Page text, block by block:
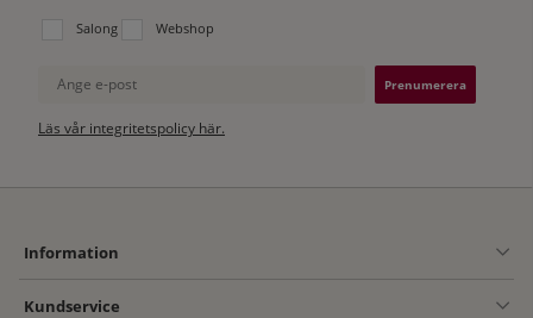
Välj vilken lista du vill prenumerera på:
Salong Webshop
Ange e-post
Läs vår integritetspolicy här.
Information
Kundservice